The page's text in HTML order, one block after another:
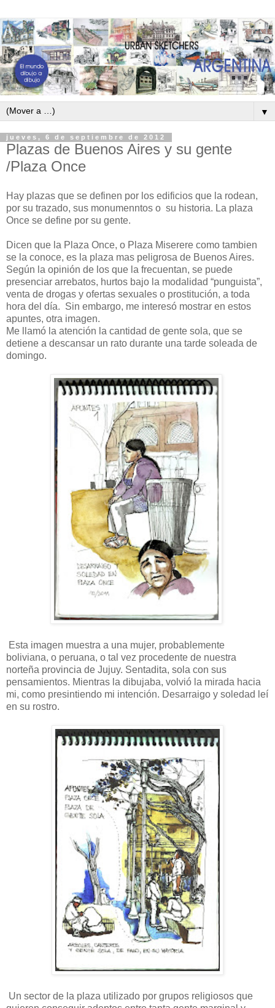
▼
jueves, 6 de septiembre de 2012
Plazas de Buenos Aires y su gente
/Plaza Once
Hay plazas que se definen por los edificios que la rodean,
por su trazado, sus monumenntos o su historia. La plaza
Once se define por su gente.
Dicen que la Plaza Once, o Plaza Miserere como tambien
se la conoce, es la plaza mas peligrosa de Buenos Aires.
Según la opinión de los que la frecuentan, se puede
presenciar arrebatos, hurtos bajo la modalidad “punguista”,
venta de drogas y ofertas sexuales o prostitución, a toda
hora del día. Sin embargo, me interesó mostrar en estos
apuntes, otra imagen.
Me llamó la atención la cantidad de gente sola, que se
detiene a descansar un rato durante una tarde soleada de
domingo.
Esta imagen muestra a una mujer, probablemente
boliviana, o peruana, o tal vez procedente de nuestra
norteña provincia de Jujuy. Sentadita, sola con sus
pensamientos. Mientras la dibujaba, volvió la mirada hacia
mi, como presintiendo mi intención. Desarraigo y soledad leí
en su rostro.
Un sector de la plaza utilizado por grupos religiosos que